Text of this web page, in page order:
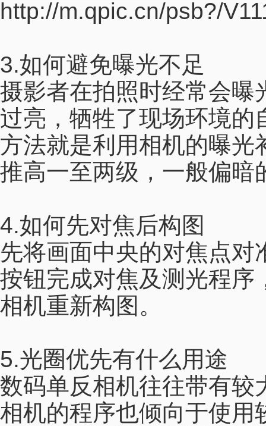
http://m.qpic.cn/psb?/
3.如何避免曝光不足
摄影者在拍照时经常会曝
过亮，牺牲了现场环境的
方法就是利用相机的曝光
推高一至两级，一般偏暗
4.如何先对焦后构图
先将画面中央的对焦点
按钮完成对焦及测光程序
相机重新构图。
5.光圈优先有什么用途
数码单反相机往往带有较
相机的程序也倾向于使用